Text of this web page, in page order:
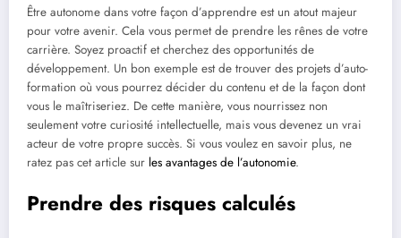
Être autonome dans votre façon d’apprendre est un atout majeur
pour votre avenir. Cela vous permet de prendre les rênes de votre
carrière. Soyez proactif et cherchez des opportunités de
développement. Un bon exemple est de trouver des projets d’auto-
formation où vous pourrez décider du contenu et de la façon dont
vous le maîtriseriez. De cette manière, vous nourrissez non
seulement votre curiosité intellectuelle, mais vous devenez un vrai
acteur de votre propre succès. Si vous voulez en savoir plus, ne
ratez pas cet article sur les avantages de l’autonomie.
Prendre des risques calculés